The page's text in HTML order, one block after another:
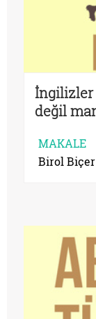
İngilizler
değil
MAKALE
Birol Biçer